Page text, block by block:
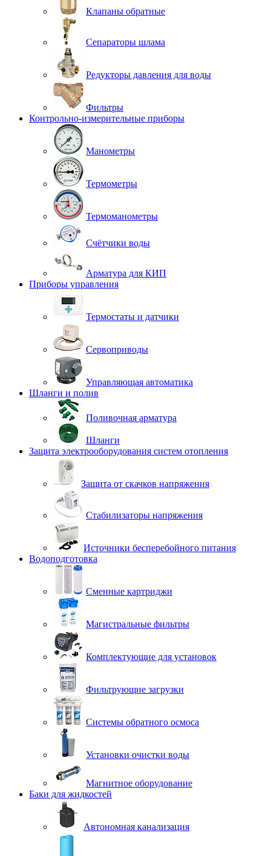
Клапаны обратные
Сепараторы шлама
Редукторы давления для воды
Фильтры
Контрольно-измерительные приборы
Манометры
Термометры
Термоманометры
Счётчики воды
Арматура для КИП
Приборы управления
Термостаты и датчики
Сервоприводы
Управляющая автоматика
Шланги и полив
Поливочная арматура
Шланги
Защита электрооборудования систем отопления
Защита от скачков напряжения
Стабилизаторы напряжения
Источники бесперебойного питания
Водоподготовка
Сменные картриджи
Магистральные фильтры
Комплектующие для установок
Фильтрующие загрузки
Системы обратного осмоса
Установки очистки воды
Магнитное оборудование
Баки для жидкостей
Автономная канализация